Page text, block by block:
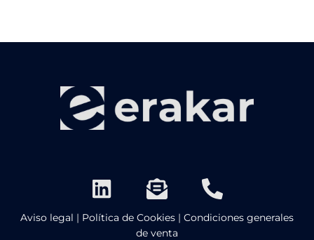
Aviso legal | Política de Cookies | Condiciones generales
de venta